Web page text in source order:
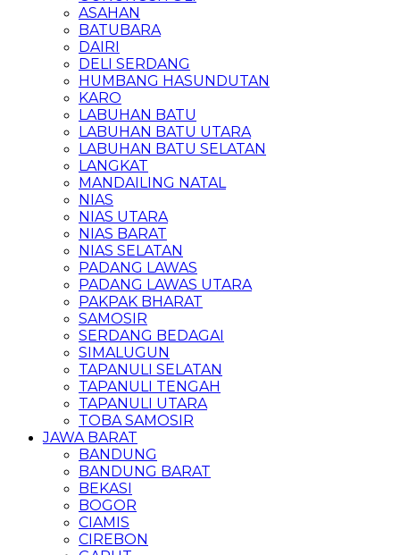
ASAHAN
BATUBARA
DAIRI
DELI SERDANG
HUMBANG HASUNDUTAN
KARO
LABUHAN BATU
LABUHAN BATU UTARA
LABUHAN BATU SELATAN
LANGKAT
MANDAILING NATAL
NIAS
NIAS UTARA
NIAS BARAT
NIAS SELATAN
PADANG LAWAS
PADANG LAWAS UTARA
PAKPAK BHARAT
SAMOSIR
SERDANG BEDAGAI
SIMALUGUN
TAPANULI SELATAN
TAPANULI TENGAH
TAPANULI UTARA
TOBA SAMOSIR
JAWA BARAT
BANDUNG
BANDUNG BARAT
BEKASI
BOGOR
CIAMIS
CIREBON